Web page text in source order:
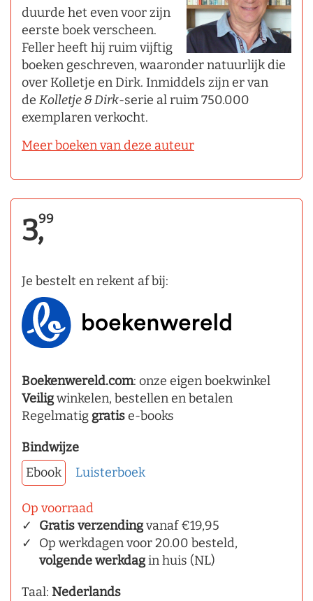
duurde het even voor zijn
eerste boek verscheen.
Feller heeft hij ruim vijftig
boeken geschreven, waaronder natuurlijk die
over Kolletje en Dirk. Inmiddels zijn er van
de Kolletje & Dirk-serie al ruim 750.000
exemplaren verkocht.
Meer boeken van deze auteur
3,99
Je bestelt en rekent af bij:
Boekenwereld.com: onze eigen boekwinkel
Veiligwinkelen, bestellen en betalen
Regelmatiggratise-books
Bindwijze
Ebook
Luisterboek
Op voorraad
Gratis verzendingvanaf €19,95
Op werkdagen voor 20.00 besteld,
volgende werkdagin huis (NL)
Taal: Nederlands